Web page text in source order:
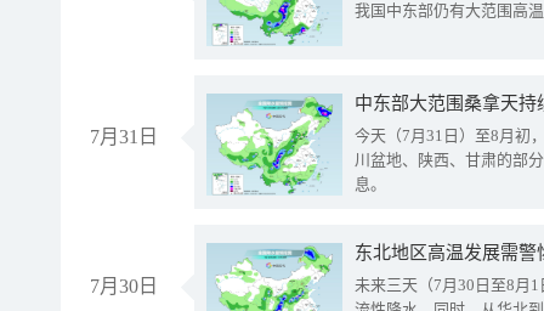
我国中东部仍有大范围高
7月31日
中东部大范围桑拿天
今天（7月31日）至8月初
川盆地、陕西、甘肃的部
息。
7月30日
东北地区高温发展需
未来三天（7月30日至8月